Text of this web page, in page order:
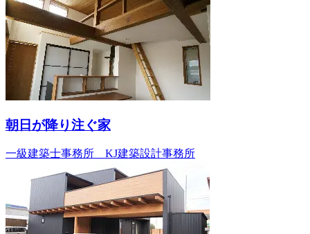
朝日が降り注ぐ家
一級建築士事務所 KJ建築設計事務所